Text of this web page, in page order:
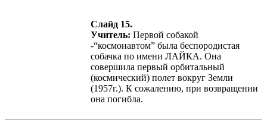
Слайд 15.
Учитель: Первой собакой
-“космонавтом” была беспородистая
собачка по имени ЛАЙКА. Она
совершила первый орбитальный
(космический) полет вокруг Земли
(1957г.). К сожалению, при возвращении
она погибла.